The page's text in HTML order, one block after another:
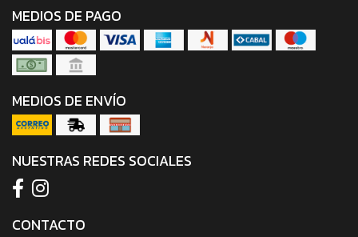
MEDIOS DE PAGO
MEDIOS DE ENVÍO
NUESTRAS REDES SOCIALES
CONTACTO